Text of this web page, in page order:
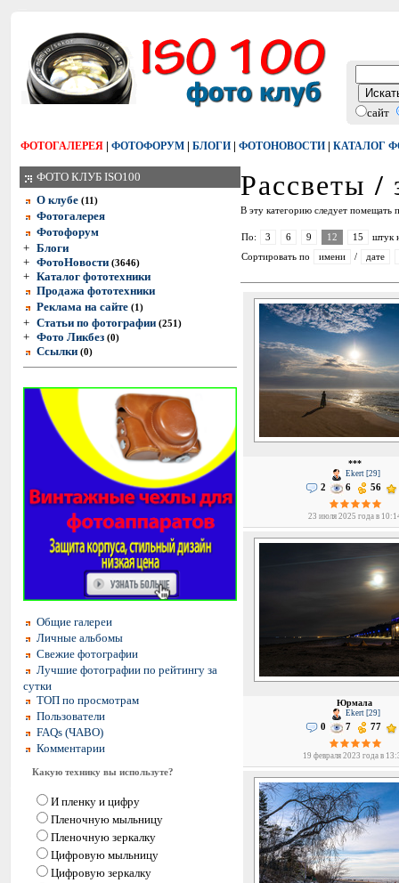
сайт
ФОТОГАЛЕРЕЯ | ФОТОФОРУМ | БЛОГИ | ФОТОНОВОСТИ | КАТАЛОГ
ФОТО КЛУБ ISO100
О клубе (11)
Фотогалерея
Фотофорум
+ Блоги
+ ФотоНовости (3646)
+ Каталог фототехники
Продажа фототехники
Реклама на сайте (1)
+ Статьи по фотографии (251)
+ Фото Ликбез (0)
Ссылки (0)
Общие галереи
Личные альбомы
Свежие фотографии
Лучшие фотографии по рейтингу за
сутки
ТОП по просмотрам
Пользователи
FAQs (ЧАВО)
Комментарии
Какую технику вы используте?
И пленку и цифру
Пленочную мыльницу
Пленочную зеркалку
Цифровую мыльницу
Цифровую зеркалку
Рассветы /
В эту категорию следует помещать
По: 3 6 9 12 15
штук
Сортировать по
имени / дате
***
Ekert [29]
2 6 56
23 июля 2025 года в
Юрмала
Ekert [29]
0 7 77
19 февраля 2023 года в